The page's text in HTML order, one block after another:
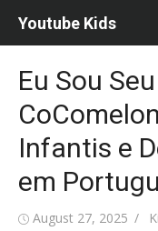
Youtube Kids
Eu Sou
Infantis e
em
Posted
August 27, 2025